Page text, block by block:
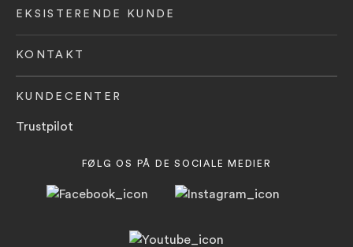
EKSISTERENDE KUNDE
KONTAKT
KUNDECENTER
Trustpilot
FØLG OS PÅ DE SOCIALE MEDIER